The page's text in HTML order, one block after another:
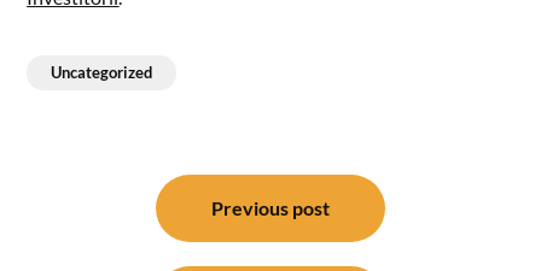
Uncategorized
Previous post